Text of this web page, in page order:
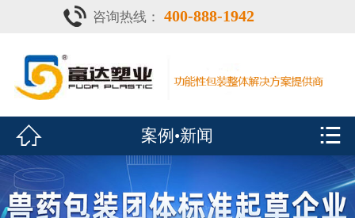
 首页
咨询热线： 400-888-1942
 案例•新闻 